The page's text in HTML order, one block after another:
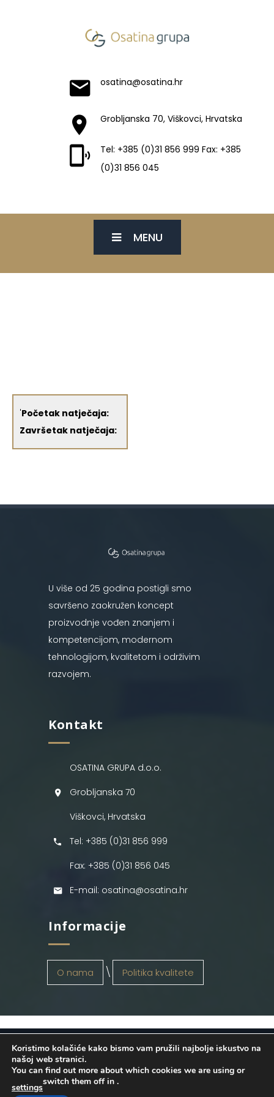
osatina@osatina.hr
Grobljanska 70, Viškovci, Hrvatska
Tel: +385 (0)31 856 999 Fax: +385
(0)31 856 045
MENU
'Početak natječaja:
Završetak natječaja:
U više od 25 godina postigli smo
savršeno zaokružen koncept
proizvodnje vođen znanjem i
kompetencijom, modernom
tehnologijom, kvalitetom i održivim
razvojem.
Kontakt
OSATINA GRUPA d.o.o.
Grobljanska 70
Viškovci, Hrvatska
Tel: +385 (0)31 856 999
Fax: +385 (0)31 856 045
E-mail: osatina@osatina.hr
Informacije
O nama Politika kvalitete
OSATINA GRUPA d.o.o. 2026
. Configured
byINFOS Osijek. Sva prava pridržana.
Koristimo kolačiće kako bismo vam pružili najbolje iskustvo na
našoj web stranici.
You can find out more about which cookies we are using or
switch them off in
settings
.